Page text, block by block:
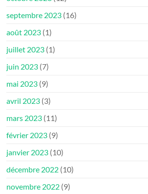
septembre 2023 (16)
août 2023 (1)
juillet 2023 (1)
juin 2023 (7)
mai 2023 (9)
avril 2023 (3)
mars 2023 (11)
février 2023 (9)
janvier 2023 (10)
décembre 2022 (10)
novembre 2022 (9)